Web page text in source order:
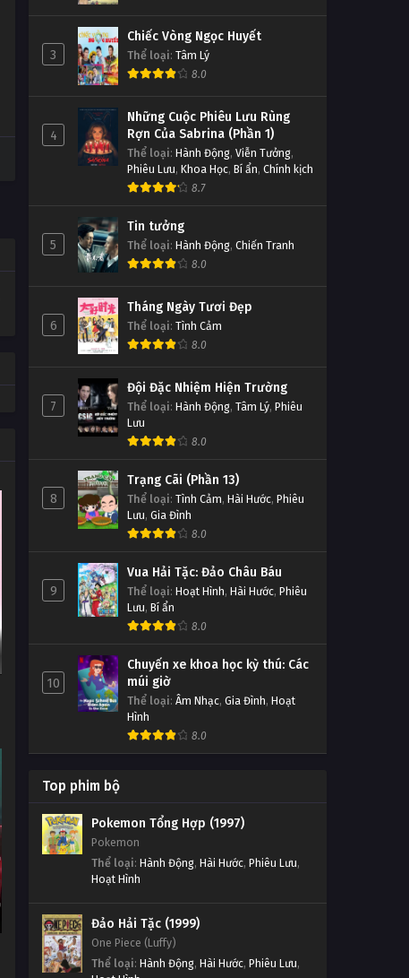
3
Chiếc Vòng Ngọc Huyết
Thể loại: Tâm Lý
8.0
4
Những Cuộc Phiêu Lưu Rùng
Rợn Của Sabrina (Phần 1)
Thể loại: Hành Động, Viễn Tưởng,
Phiêu Lưu, Khoa Học, Bí ẩn, Chính kịch
8.7
5
Tin tưởng
Thể loại: Hành Động, Chiến Tranh
8.0
6
Tháng Ngày Tươi Đẹp
Thể loại: Tình Cảm
8.0
7
Đội Đặc Nhiệm Hiện Trường
Thể loại: Hành Động, Tâm Lý, Phiêu
Lưu
8.0
8
Trạng Cãi (Phần 13)
Thể loại: Tình Cảm, Hài Hước, Phiêu
Lưu, Gia Đình
8.0
9
Vua Hải Tặc: Đảo Châu Báu
Thể loại: Hoạt Hình, Hài Hước, Phiêu
Lưu, Bí ẩn
8.0
10
Chuyến xe khoa học kỳ thú: Các
múi giờ
Thể loại: Âm Nhạc, Gia Đình, Hoạt
Hình
8.0
Top phim bộ
Pokemon Tổng Hợp (1997)
Pokemon
Thể loại: Hành Động, Hài Hước, Phiêu Lưu,
Hoạt Hình
Đảo Hải Tặc (1999)
One Piece (Luffy)
Thể loại: Hành Động, Hài Hước, Phiêu Lưu,